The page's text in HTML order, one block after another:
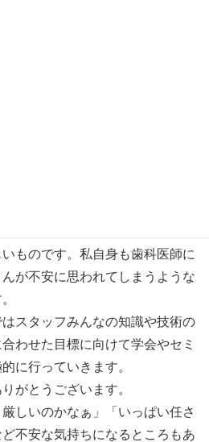
ものです。私自身も歯科医師に
が不安に思われてしまうような
スタッフみんなの知識や技術の
わせた目標に向けて学会やセミ
に行っていきます。
がとうございます。
しいのかなぁ」「いっぱい任さ
不安な気持ちになるところもあ